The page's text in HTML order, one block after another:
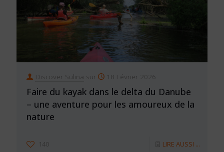
Discover Sulina sur 18 Février 2026
Faire du kayak dans le delta du Danube
– une aventure pour les amoureux de la
nature
140 LIRE AUSSI ...